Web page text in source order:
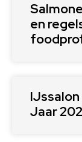
en
Jaar